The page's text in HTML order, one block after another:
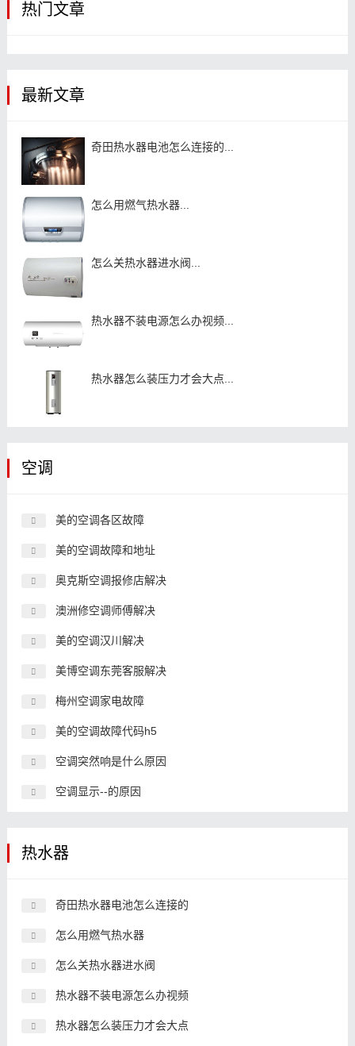
热门文章
最新文章
奇田热水器电池怎么连接的...
怎么用燃气热水器...
怎么关热水器进水阀...
热水器不装电源怎么办视频...
热水器怎么装压力才会大点...
空调
美的空调各区故障
美的空调故障和地址
奥克斯空调报修店解决
澳洲修空调师傅解决
美的空调汉川解决
美博空调东莞客服解决
梅州空调家电故障
美的空调故障代码h5
空调突然响是什么原因
空调显示--的原因
热水器
奇田热水器电池怎么连接的
怎么用燃气热水器
怎么关热水器进水阀
热水器不装电源怎么办视频
热水器怎么装压力才会大点